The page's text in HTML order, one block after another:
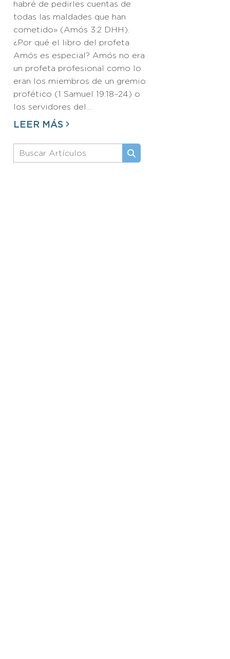
habré de pedirles cuentas de
todas las maldades que han
cometido» (Amós 3:2 DHH).
¿Por qué el libro del profeta
Amós es especial? Amós no era
un profeta profesional como lo
eran los miembros de un gremio
profético (1 Samuel 19:18–24) o
los servidores del…
LEER MÁS